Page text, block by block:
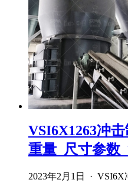
VSI6X1263冲击
重量_尺寸参数
2023年2月1日 ·